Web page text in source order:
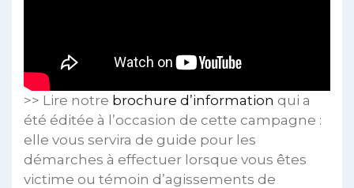
>> Lire notre brochure d’information qui a
été éditée à l’occasion de cette campagne :
elle vous servira de guide pour les
démarches à effectuer lorsque vous êtes
victime ou témoin d’agissements de